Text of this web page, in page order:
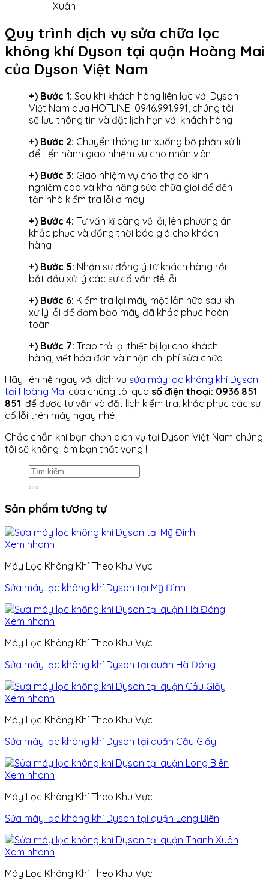
Xuân
Quy trình dịch vụ sửa chữa lọc
không khí Dyson tại quận Hoàng Mai
của Dyson Việt Nam
+) Bước 1: Sau khi khách hàng liên lạc với Dyson
Việt Nam qua HOTLINE: 0946.991.991, chúng tôi
sẽ lưu thông tin và đặt lịch hẹn với khách hàng
+) Bước 2: Chuyển thông tin xuống bộ phận xử lí
để tiến hành giao nhiệm vụ cho nhân viên
+) Bước 3: Giao nhiệm vụ cho thợ có kinh
nghiệm cao và khả năng sửa chữa giỏi để đến
tận nhà kiểm tra lỗi ở máy
+) Bước 4: Tư vấn kĩ càng về lỗi, lên phương án
khắc phục và đồng thời báo giá cho khách
hàng
+) Bước 5: Nhận sự đồng ý từ khách hàng rồi
bắt đầu xử lý các sự cố vấn đề lỗi
+) Bước 6: Kiểm tra lại máy một lần nữa sau khi
xử lý lỗi để đảm bảo máy đã khắc phục hoàn
toàn
+) Bước 7: Trao trả lại thiết bị lại cho khách
hàng, viết hóa đơn và nhận chi phí sửa chữa
Hãy liên hệ ngay với dịch vụ sửa máy lọc không khí Dyson
tại Hoàng Mai của chúng tôi qua số điện thoại: 0936 851
851 để được tư vấn và đặt lịch kiểm tra, khắc phục các sự
cố lỗi trên máy ngay nhé !
Chắc chắn khi bạn chọn dịch vụ tại Dyson Việt Nam chúng
tôi sẽ không làm bạn thất vọng !
Sản phẩm tương tự
Xem nhanh
Máy Lọc Không Khí Theo Khu Vực
Sửa máy lọc không khí Dyson tại Mỹ Đình
Xem nhanh
Máy Lọc Không Khí Theo Khu Vực
Sửa máy lọc không khí Dyson tại quận Hà Đông
Xem nhanh
Máy Lọc Không Khí Theo Khu Vực
Sửa máy lọc không khí Dyson tại quận Cầu Giấy
Xem nhanh
Máy Lọc Không Khí Theo Khu Vực
Sửa máy lọc không khí Dyson tại quận Long Biên
Xem nhanh
Máy Lọc Không Khí Theo Khu Vực